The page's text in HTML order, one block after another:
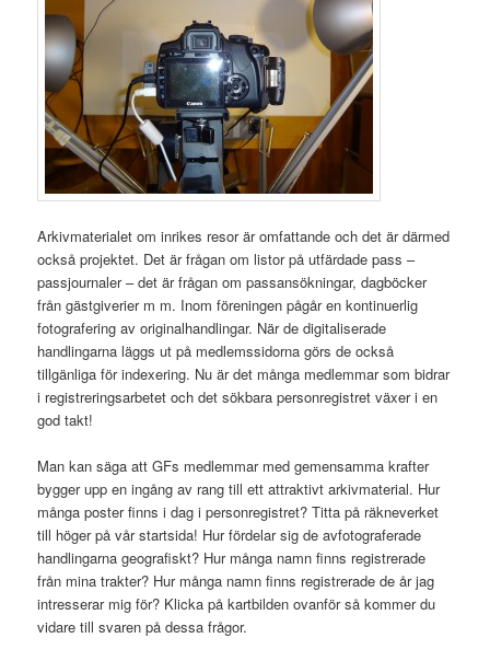
Arkivmaterialet om inrikes resor är omfattande och det är därmed
också projektet. Det är frågan om listor på utfärdade pass –
passjournaler – det är frågan om passansökningar, dagböcker
från gästgiverier m m. Inom föreningen pågår en kontinuerlig
fotografering av originalhandlingar. När de digitaliserade
handlingarna läggs ut på medlemssidorna görs de också
tillgänliga för indexering. Nu är det många medlemmar som bidrar
i registreringsarbetet och det sökbara personregistret växer i en
god takt!
Man kan säga att GFs medlemmar med gemensamma krafter
bygger upp en ingång av rang till ett attraktivt arkivmaterial. Hur
många poster finns i dag i personregistret? Titta på räkneverket
till höger på vår startsida! Hur fördelar sig de avfotograferade
handlingarna geografiskt? Hur många namn finns registrerade
från mina trakter? Hur många namn finns registrerade de år jag
intresserar mig för? Klicka på kartbilden ovanför så kommer du
vidare till svaren på dessa frågor.